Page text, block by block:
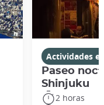
Actividades
Paseo
Shinjuku
2 horas